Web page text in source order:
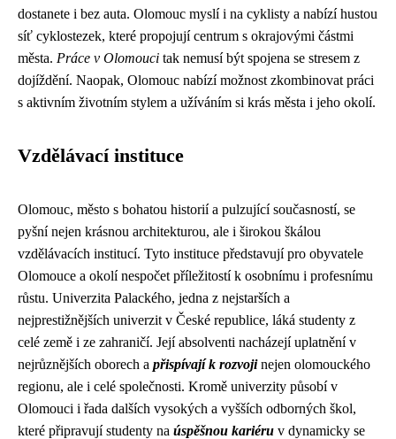
dostanete i bez auta. Olomouc myslí i na cyklisty a nabízí hustou
síť cyklostezek, které propojují centrum s okrajovými částmi
města. Práce v Olomouci tak nemusí být spojena se stresem z
dojíždění. Naopak, Olomouc nabízí možnost zkombinovat práci
s aktivním životním stylem a užíváním si krás města i jeho okolí.
Vzdělávací instituce
Olomouc, město s bohatou historií a pulzující současností, se
pyšní nejen krásnou architekturou, ale i širokou škálou
vzdělávacích institucí. Tyto instituce představují pro obyvatele
Olomouce a okolí nespočet příležitostí k osobnímu i profesnímu
růstu. Univerzita Palackého, jedna z nejstarších a
nejprestižnějších univerzit v České republice, láká studenty z
celé země i ze zahraničí. Její absolventi nacházejí uplatnění v
nejrůznějších oborech a přispívají k rozvojinejen olomouckého
regionu, ale i celé společnosti. Kromě univerzity působí v
Olomouci i řada dalších vysokých a vyšších odborných škol,
které připravují studenty na úspěšnou kariéru v dynamicky se